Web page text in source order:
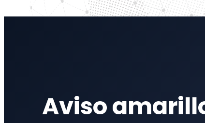
Sanciones OFAC en Latinoamérica
Delitos Fiscales Internacionales
Aviso